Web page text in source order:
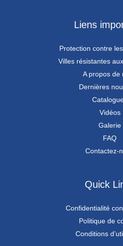
Liens
Protection contre
Villes résistantes
A propos de
Dernières
Vidéos
Galerie
FAQ
Contactez-
Quick
Confidentialité
Politique de
Conditions